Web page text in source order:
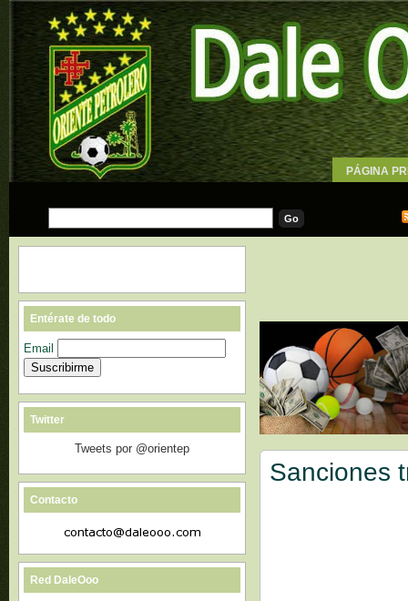
PÁGINA
Sanciones
Entérate de todo
Email
Twitter
Tweets por @orientep
Contacto
Red DaleOoo